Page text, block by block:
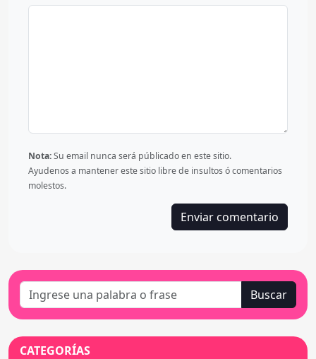
Nota:Su email nunca será públicado en este sitio.
Ayudenos a mantener este sitio libre de insultos ó comentarios
molestos.
Buscar
CATEGORÍAS